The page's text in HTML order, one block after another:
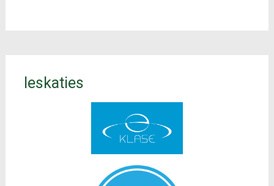
Ieskaties